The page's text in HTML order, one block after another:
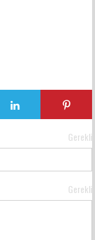
Gerekli
Gerekli